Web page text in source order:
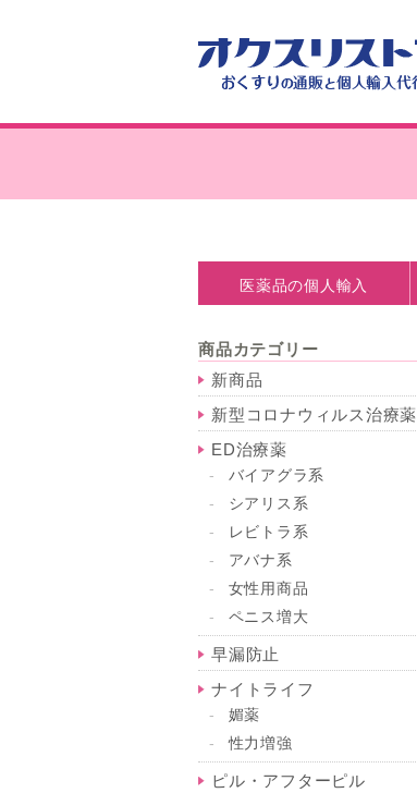
医薬品の個人輸入
商品カテゴリー
新商品
新型コロナウィルス治療薬
ED治療薬
バイアグラ系
シアリス系
レビトラ系
アバナ系
女性用商品
ペニス増大
早漏防止
ナイトライフ
媚薬
性力増強
ピル・アフターピル